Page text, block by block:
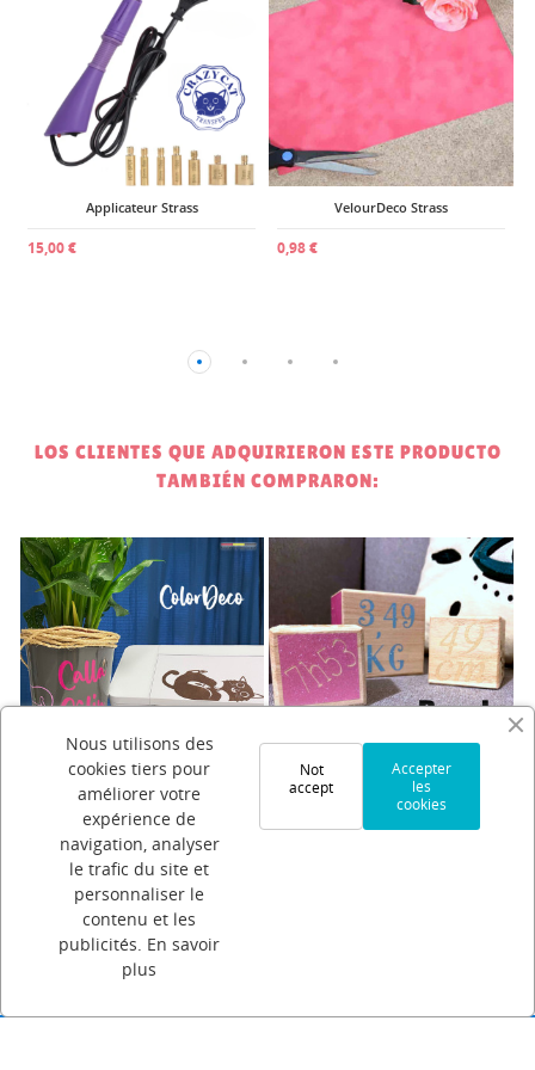
VelourDeco Strass
0,98 €
4,95 €
LOS CLIENTES QUE ADQUIRIERON ESTE PRODUCTO
TAMBIÉN COMPRARON:
3,29 €
Kit
19,00 €
Nous utilisons des
cookies tiers pour
améliorer votre
expérience de
navigation, analyser
le trafic du site et
personnaliser le
contenu et les
publicités. En savoir
plus
Accepter
les
cookies
Not
accept